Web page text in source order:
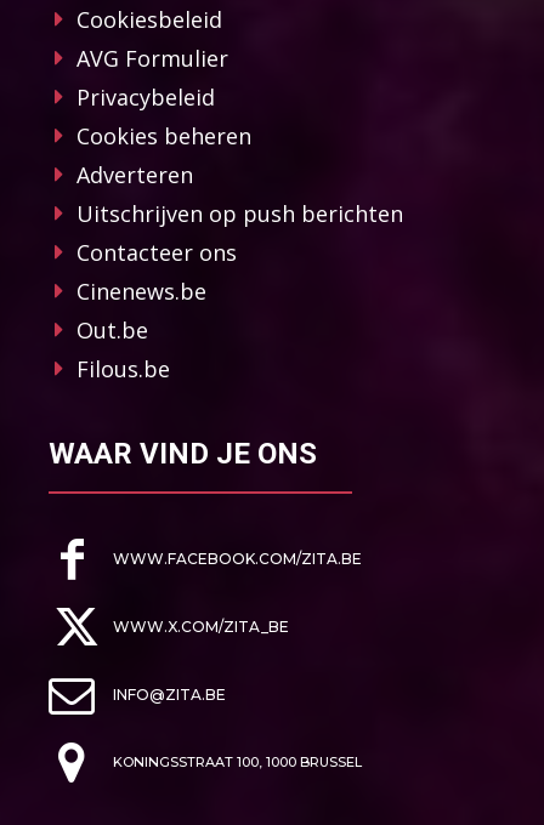
Cookiesbeleid
AVG Formulier
Privacybeleid
Cookies beheren
Adverteren
Uitschrijven op push berichten
Contacteer ons
Cinenews.be
Out.be
Filous.be
WAAR VIND JE ONS
WWW.FACEBOOK.COM/ZITA.BE
WWW.X.COM/ZITA_BE
INFO@ZITA.BE
KONINGSSTRAAT 100, 1000 BRUSSEL